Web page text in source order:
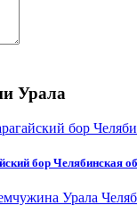
Урала
бор Челябинская